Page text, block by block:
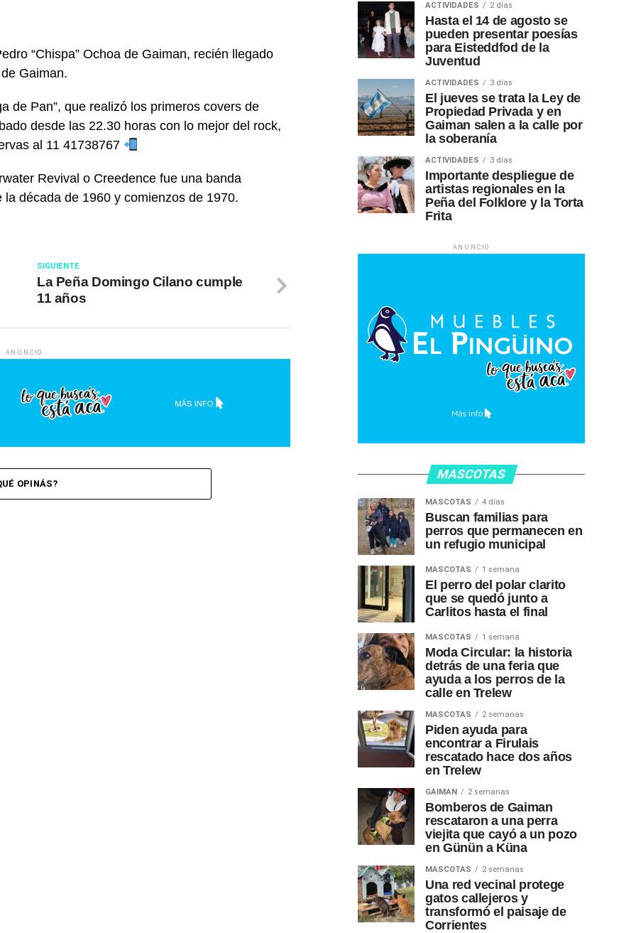
“Chispa” Ochoa de Gaiman, recién llegado
Gaiman.
de Pan”, que realizó los primeros covers de
desde las 22.30 horas con lo mejor del rock,
al 11 41738767
Revival o Creedence fue una banda
década de 1960 y comienzos de 1970.
SIGUIENTE
La Peña Domingo Cilano cumple
11 años
ANUNCIO
OPINÁS?
ACTIVIDADES 2 días
Hasta el 14 de agosto se
pueden presentar poesías
para Eisteddfod de la
Juventud
ACTIVIDADES 3 días
El jueves se trata la Ley de
Propiedad Privada y en
Gaiman salen a la calle por
la soberanía
ACTIVIDADES 3 días
Importante despliegue de
artistas regionales en la
Peña del Folklore y la Torta
Frita
ANUNCIO
MASCOTAS
MASCOTAS 4 días
Buscan familias para
perros que permanecen en
un refugio municipal
MASCOTAS 1 semana
El perro del polar clarito
que se quedó junto a
Carlitos hasta el final
MASCOTAS 1 semana
Moda Circular: la historia
detrás de una feria que
ayuda a los perros de la
calle en Trelew
MASCOTAS 2 semanas
Piden ayuda para
encontrar a Firulais
rescatado hace dos años
en Trelew
GAIMAN 2 semanas
Bomberos de Gaiman
rescataron a una perra
viejita que cayó a un pozo
en Günün a Küna
MASCOTAS 2 semanas
Una red vecinal protege
gatos callejeros y
transformó el paisaje de
Corrientes